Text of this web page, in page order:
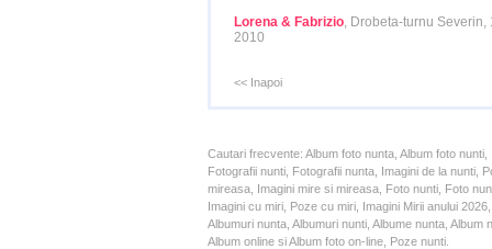
Lorena & Fabrizio, Drobeta-turnu Severin,
2010
<< Inapoi
Cautari frecvente: Album foto nunta, Album foto
Fotografii nunti, Fotografii nunta, Imagini de la nunti,
mireasa, Imagini mire si mireasa, Foto nunti, Foto
Imagini cu miri, Poze cu miri, Imagini Mirii anului
Albumuri nunta, Albumuri nunti, Albume nunta,
Album online si Album foto on-line, Poze nunti.